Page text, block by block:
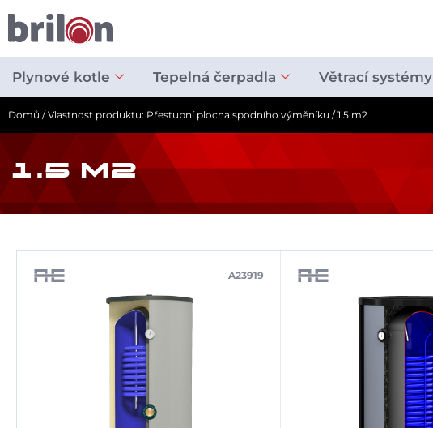
obsah
Plynové kotle Tepelná čerpadla Větrací systémy
Domů / Vlastnost produktu: Přestupní plocha spodního výměníku / 1.5 m2
1.5 M2
A23919